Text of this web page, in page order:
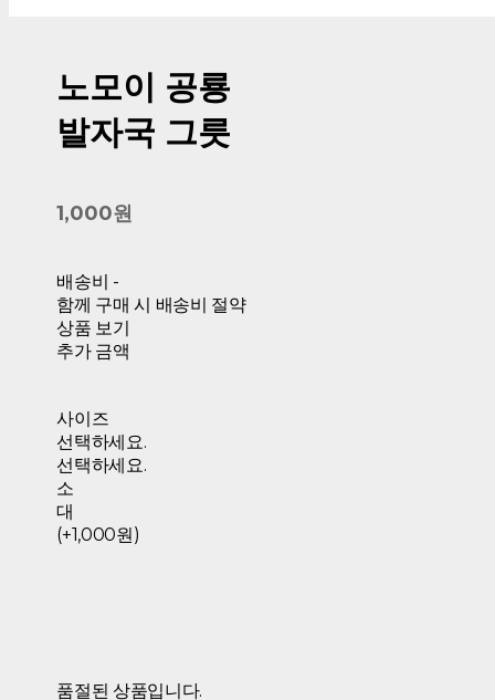
노모이 공룡
발자국 그릇
1,000원
배송비 -
함께 구매 시 배송비 절약
상품 보기
추가 금액
사이즈
선택하세요.
선택하세요.
소
대
(+1,000원)
품절된 상품입니다.